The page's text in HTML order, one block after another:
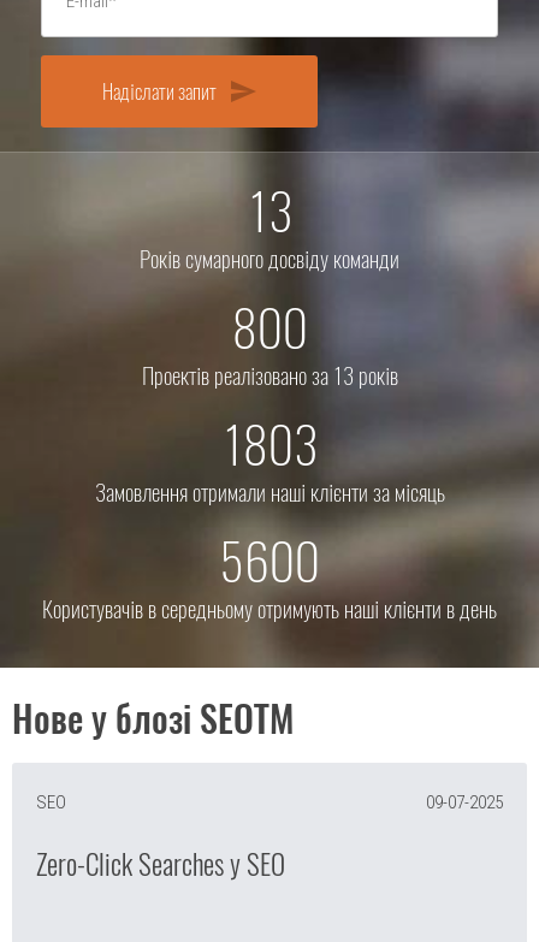
Надіслати запит send
13
Років сумарного досвіду команди
800
Проектів реалізовано за 13 років
1803
Замовлення отримали наші клієнти за місяць
5600
Користувачів в середньому отримують наші клієнти в день
Нове у блозі SEOTM
SEO 09-07-2025
Zero-Click Searches у SEO